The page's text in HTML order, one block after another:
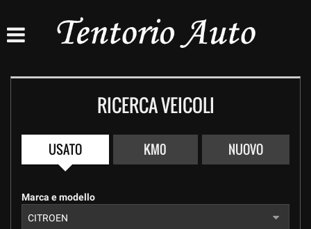
ASSISTENZA
RICERCA VEICOLI
USATO KM0 NUOVO
Marca e modello